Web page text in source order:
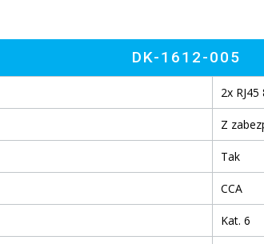
DK-1612-005
2x RJ45
Z
Tak
CCA
Kat. 6